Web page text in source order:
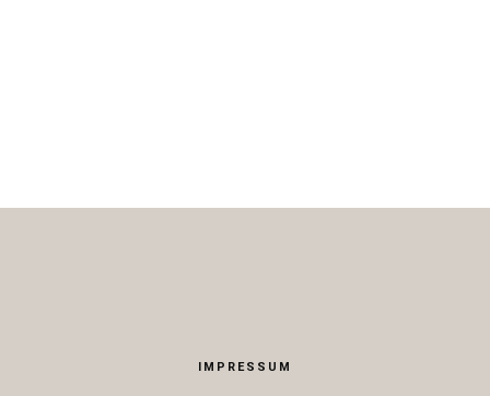
IMPRESSUM